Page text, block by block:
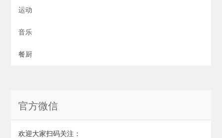
运动
音乐
餐厨
官方微信
欢迎大家扫码关注：